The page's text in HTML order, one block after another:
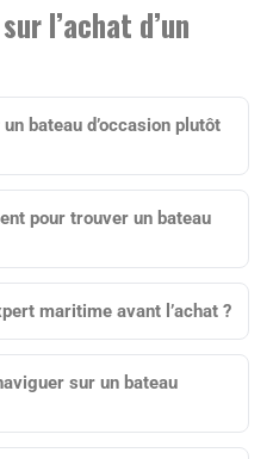
l’achat d’un
bateau d’occasion plutôt
pour trouver un bateau
maritime avant l’achat ?
sur un bateau